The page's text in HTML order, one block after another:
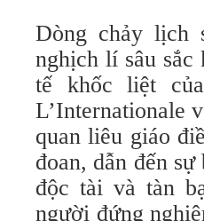
Dòng chảy lịch
nghịch lí sâu
tế khốc liệt
L’Internationale
quan liêu giáo
đoan, dẫn đến
độc tài và tàn
người đứng